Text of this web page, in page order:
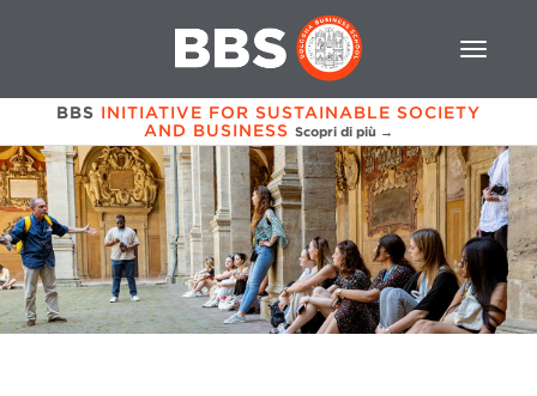
BBS INITIATIVE FOR SUSTAINABLE SOCIETY
AND BUSINESS Scopri di più →